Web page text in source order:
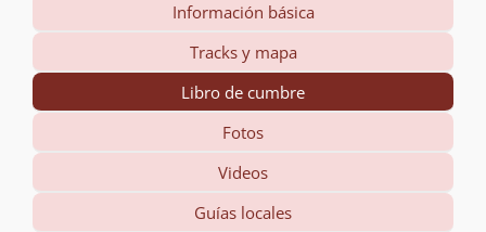
Información básica
Tracks y mapa
Libro de cumbre
Fotos
Videos
Guías locales